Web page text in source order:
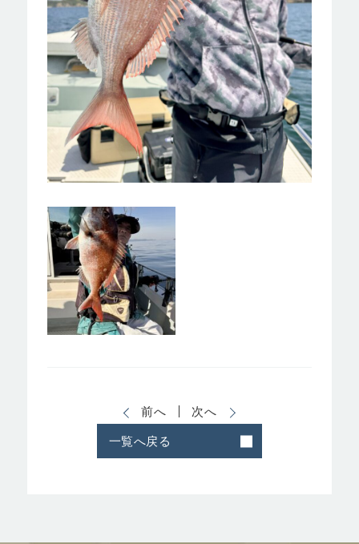
一覧へ戻る
前へ 次へ